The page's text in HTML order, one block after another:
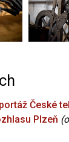
České
Plzeň